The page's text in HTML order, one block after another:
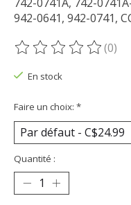
942-0641, 942-0741,
Ce produit est évalué à
(0)
En stock
Faire un choix: *
Quantité :